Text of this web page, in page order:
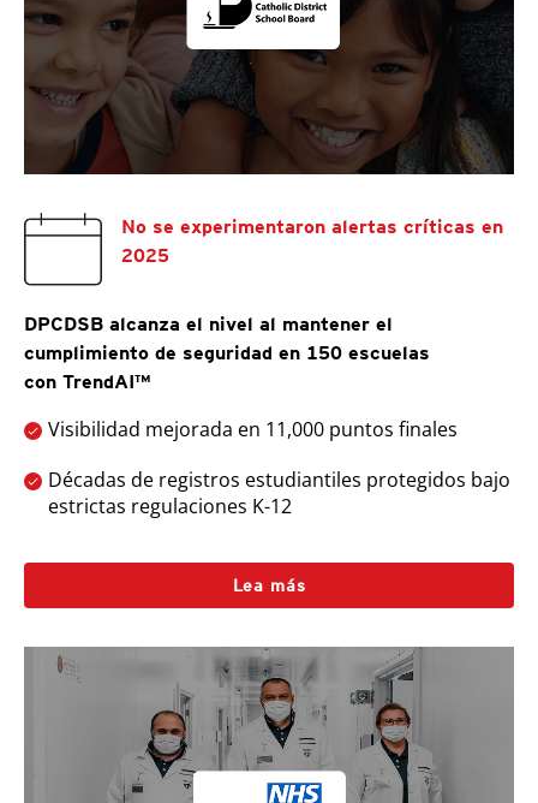
No se experimentaron alertas críticas en
2025
DPCDSB alcanza el nivel al mantener el
cumplimiento de seguridad en 150 escuelas
con TrendAI™
Visibilidad mejorada en 11,000 puntos finales
Décadas de registros estudiantiles protegidos bajo
estrictas regulaciones K-12
Lea más